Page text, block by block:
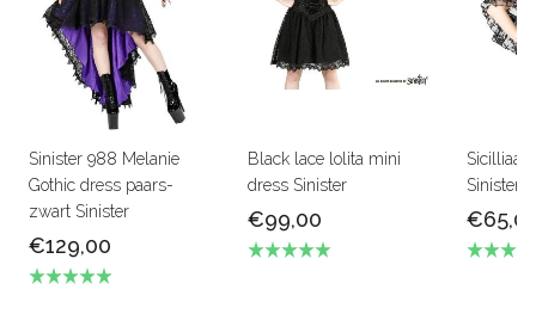
Sinister 988 Melanie
Gothic dress paars-
zwart Sinister
€129,00
Black lace lolita mini
dress Sinister
€99,00
Sinister